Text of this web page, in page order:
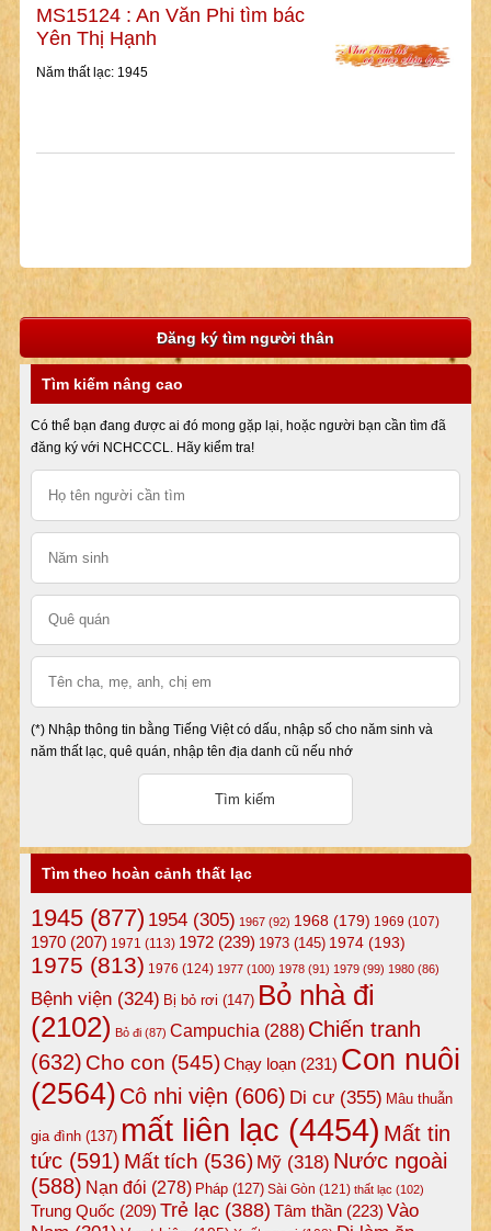
MS15124 : An Văn Phi tìm bác
Yên Thị Hạnh
Năm thất lạc: 1945
Đăng ký tìm người thân
Tìm kiếm nâng cao
Có thể bạn đang được ai đó mong gặp lại, hoặc người bạn cần tìm đã
đăng ký với NCHCCCL. Hãy kiểm tra!
(*) Nhập thông tin bằng Tiếng Việt có dấu, nhập số cho năm sinh và
năm thất lạc, quê quán, nhập tên địa danh cũ nếu nhớ
Tìm theo hoàn cảnh thất lạc
1945(877) 1954(305) 1967(92) 1968(179) 1969 (107)
1970(207) 1971 (113) 1972(239) 1973(145) 1974(193)
1975 (813) 1976 (124) 1977(100) 1978(91) 1979(99) 1980(86)
Bệnh viện(324) Bị bỏ rơi (147) Bỏ nhà đi
(2102) Bỏ đi(87) Campuchia (288) Chiến tranh
(632) Cho con (545)Chạy loạn(231) Con nuôi
(2564) Cô nhi viện (606) Di cư(355) Mâu thuẫn
gia đình(137) mất liên lạc (4454) Mất tin
tức(591) Mất tích (536) Mỹ(318) Nước ngoài
(588) Nạn đói (278) Pháp(127) Sài Gòn (121) thất lạc (102)
Trung Quốc (209) Trẻ lạc(388) Tâm thần(223) Vào